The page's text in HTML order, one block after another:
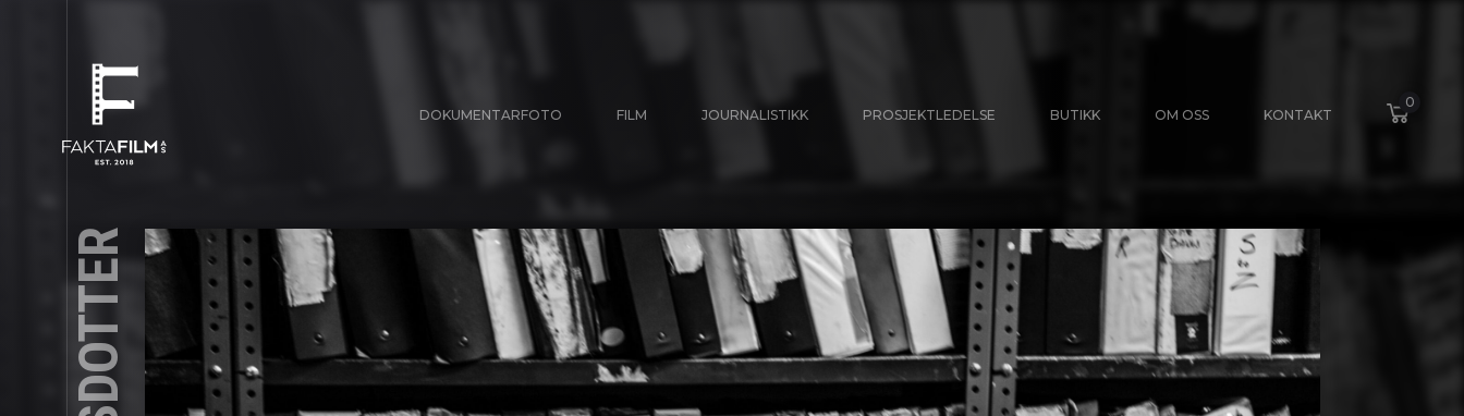
DOKUMENTARFOTO FILM JOURNALISTIKK PROSJEKTLEDELSE BUTIKK OM OSS KONTAKT
0